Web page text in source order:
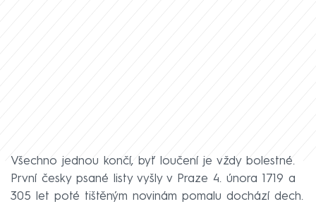
Všechno jednou končí, byť loučení je vždy bolestné.
První česky psané listy vyšly v Praze 4. února 1719 a
305 let poté tištěným novinám pomalu dochází dech.